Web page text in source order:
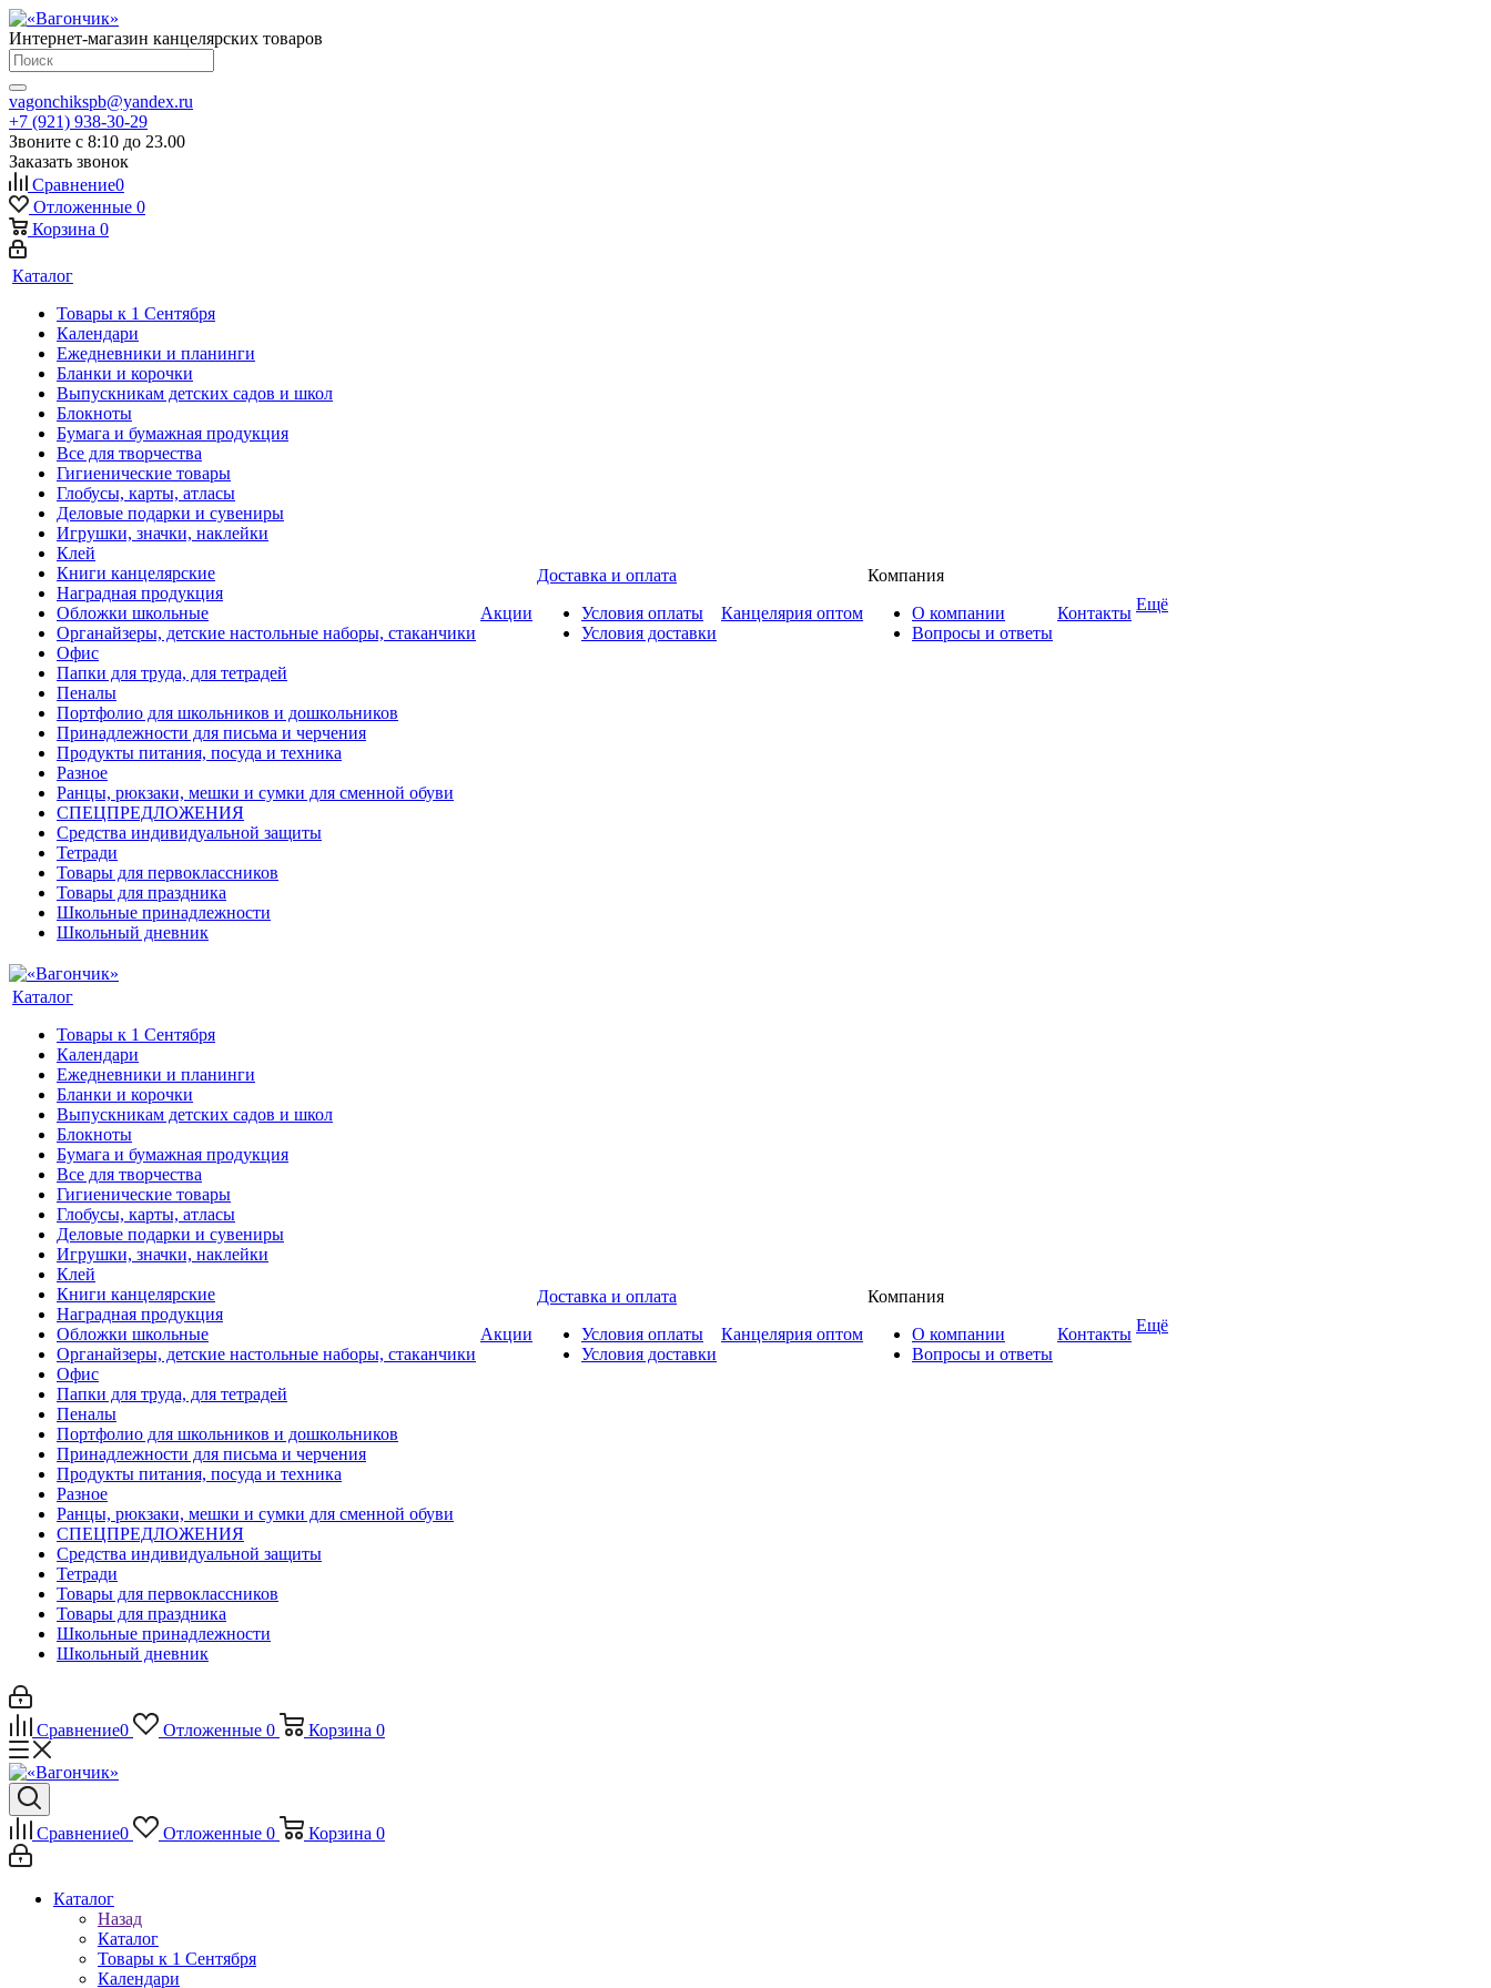
Интернет-магазин канцелярских товаров
vagonchikspb@yandex.ru
+7 (921) 938-30-29
Звоните с 8:10 до 23.00
Заказать звонок
Сравнение0
Отложенные 0
Корзина 0
Каталог
Товары к 1 Сентября
Календари
Ежедневники и планинги
Бланки и корочки
Выпускникам детских садов и школ
Блокноты
Бумага и бумажная продукция
Все для творчества
Гигиенические товары
Глобусы, карты, атласы
Деловые подарки и сувениры
Игрушки, значки, наклейки
Клей
Книги канцелярские
Наградная продукция
Обложки школьные
Органайзеры, детские настольные наборы, стаканчики
Офис
Папки для труда, для тетрадей
Пеналы
Портфолио для школьников и дошкольников
Принадлежности для письма и черчения
Продукты питания, посуда и техника
Разное
Ранцы, рюкзаки, мешки и сумки для сменной обуви
СПЕЦПРЕДЛОЖЕНИЯ
Средства индивидуальной защиты
Тетради
Товары для первоклассников
Товары для праздника
Школьные принадлежности
Школьный дневник
Акции
Доставка и оплата
Условия оплаты
Условия доставки
Канцелярия оптом
Компания
О компании
Вопросы и ответы
Контакты Ещё
Каталог
Товары к 1 Сентября
Календари
Ежедневники и планинги
Бланки и корочки
Выпускникам детских садов и школ
Блокноты
Бумага и бумажная продукция
Все для творчества
Гигиенические товары
Глобусы, карты, атласы
Деловые подарки и сувениры
Игрушки, значки, наклейки
Клей
Книги канцелярские
Наградная продукция
Обложки школьные
Органайзеры, детские настольные наборы, стаканчики
Офис
Папки для труда, для тетрадей
Пеналы
Портфолио для школьников и дошкольников
Принадлежности для письма и черчения
Продукты питания, посуда и техника
Разное
Ранцы, рюкзаки, мешки и сумки для сменной обуви
СПЕЦПРЕДЛОЖЕНИЯ
Средства индивидуальной защиты
Тетради
Товары для первоклассников
Товары для праздника
Школьные принадлежности
Школьный дневник
Акции
Доставка и оплата
Условия оплаты
Условия доставки
Канцелярия оптом
Компания
О компании
Вопросы и ответы
Контакты Ещё
Сравнение0 Отложенные 0 Корзина 0
Сравнение0 Отложенные 0 Корзина 0
Каталог
Назад
Каталог
Товары к 1 Сентября
Календари